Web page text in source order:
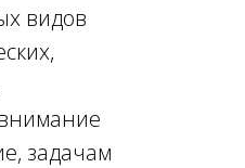
видов
задачам